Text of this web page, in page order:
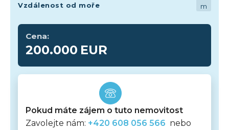
Vzdálenost od moře m
Cena:
200.000 EUR
Pokud máte zájem o tuto nemovitost
Zavolejte nám: +420 608 056 566 nebo